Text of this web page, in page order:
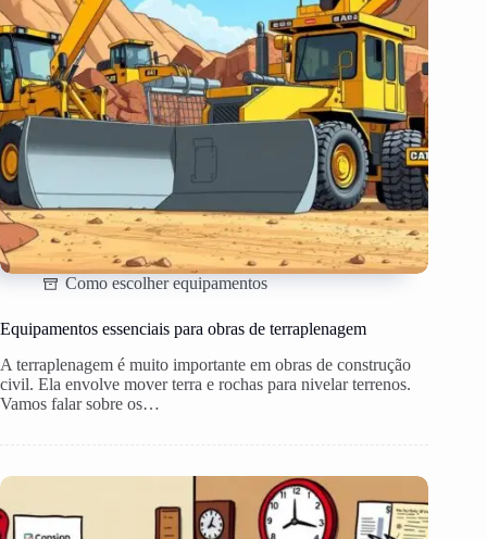
Como escolher equipamentos
Equipamentos essenciais para obras de terraplenagem
A terraplenagem é muito importante em obras de construção
civil. Ela envolve mover terra e rochas para nivelar terrenos.
Vamos falar sobre os…